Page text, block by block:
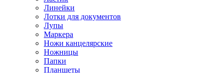
Линейки
Лотки для документов
Лупы
Маркера
Ножи канцелярские
Ножницы
Папки
Планшеты